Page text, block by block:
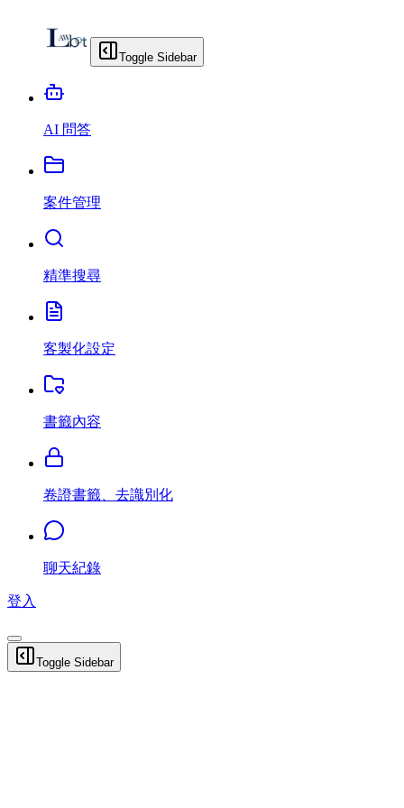
Toggle Sidebar
AI 問答
案件管理
精準搜尋
客製化設定
書籤內容
卷證書籤、去識別化
聊天紀錄
登入
Toggle Sidebar